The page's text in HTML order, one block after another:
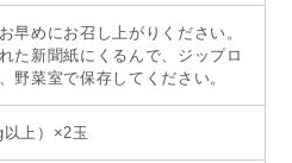
早めにお召し上がりください。
た新聞紙にくるんで、ジップロ
野菜室で保存してください。
上）×2玉